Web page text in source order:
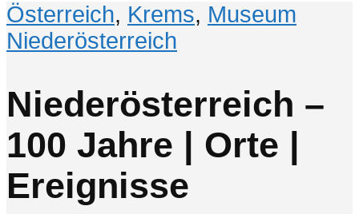
Österreich, Krems, Museum
Niederösterreich
Niederösterreich –
100 Jahre | Orte |
Ereignisse